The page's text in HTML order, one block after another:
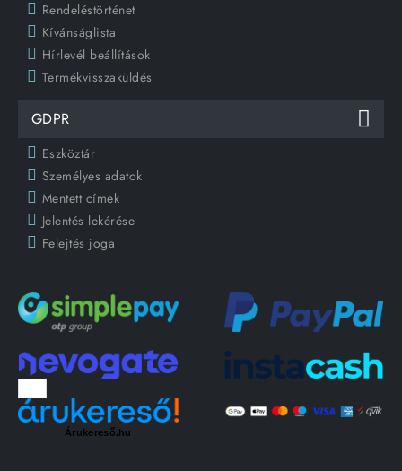
Rendeléstörténet
Kívánságlista
Hírlevél beállítások
Termékvisszaküldés
GDPR
Eszköztár
Személyes adatok
Mentett címek
Jelentés lekérése
Felejtés joga
Árukereső.hu